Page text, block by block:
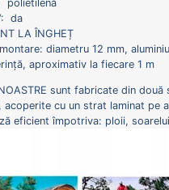
polietilenă
da
LA ÎNGHEȚ
diametru 12 mm,
aproximativ la fiecare 1 m
NOASTRE sunt fabricate din
acoperite cu un strat laminat pe
eficient împotriva: ploii,